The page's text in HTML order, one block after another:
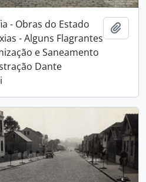
- Obras do Estado
- Alguns Flagrantes
e Saneamento
Dante
transferência